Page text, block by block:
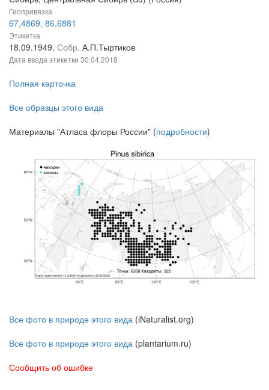
Геопривязка
67,4869, 86,6881
Этикетка
18.09.1949. Собр. А.П.Тыртиков
Дата ввода этикетки 30.04.2018
Полная карточка
Все образцы этого вида
Материалы "Атласа флоры России" (подробности)
Все фото в природе этого вида (iNaturalist.org)
Все фото в природе этого вида (plantarium.ru)
Сообщить об ошибке